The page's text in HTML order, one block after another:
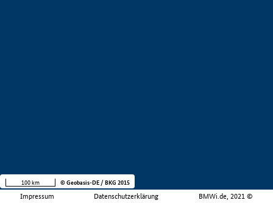
Impressum Datenschutzerklärung BMWi.de, 2021 ©
100 km © Geobasis-DE / BKG 2015